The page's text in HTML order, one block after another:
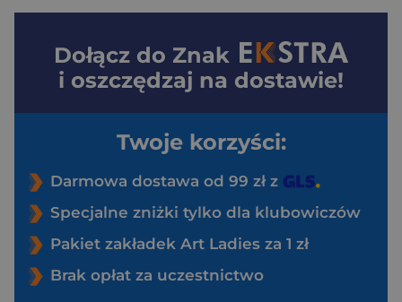
Dołącz do Znak
i oszczędzaj na dostawie!
Twoje korzyści:
Darmowa dostawa od 99 zł z
Specjalne zniżki tylko dla klubowiczów
Pakiet zakładek Art Ladies za 1 zł
Brak opłat za uczestnictwo